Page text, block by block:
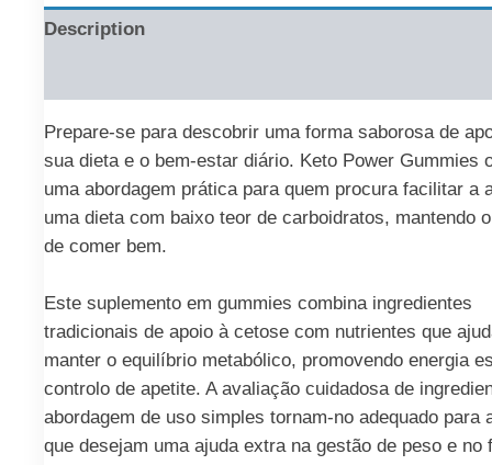
Description
Prepare-se para descobrir uma forma saborosa de
sua dieta e o bem-estar diário. Keto Power Gummies
uma abordagem prática para quem procura facilitar a
uma dieta com baixo teor de carboidratos, mantendo
de comer bem.
Este suplemento em gummies combina ingredientes
tradicionais de apoio à cetose com nutrientes que
manter o equilíbrio metabólico, promovendo energia
controlo de apetite. A avaliação cuidadosa de
abordagem de uso simples tornam-no adequado para
que desejam uma ajuda extra na gestão de peso e no